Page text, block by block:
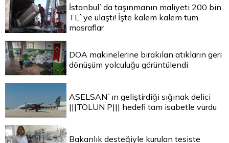
İstanbul`da taşınmanın maliyeti 200 bin
TL`ye ulaştı! İşte kalem kalem tüm
masraflar
DOA makinelerine bırakılan atıkların geri
dönüşüm yolculuğu görüntülendi
ASELSAN`ın geliştirdiği sığınak delici
|||TOLUN P||| hedefi tam isabetle vurdu
Bakanlık desteğiyle kurulan tesiste